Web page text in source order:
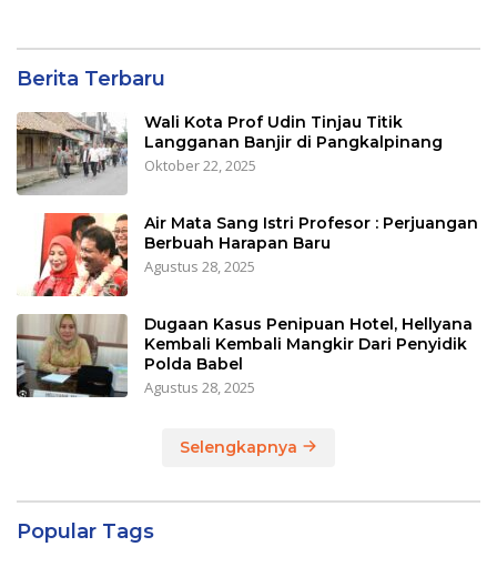
Berita Terbaru
Wali Kota Prof Udin Tinjau Titik
Langganan Banjir di Pangkalpinang
Oktober 22, 2025
Air Mata Sang Istri Profesor : Perjuangan
Berbuah Harapan Baru
Agustus 28, 2025
Dugaan Kasus Penipuan Hotel, Hellyana
Kembali Kembali Mangkir Dari Penyidik
Polda Babel
Agustus 28, 2025
Selengkapnya
Popular Tags